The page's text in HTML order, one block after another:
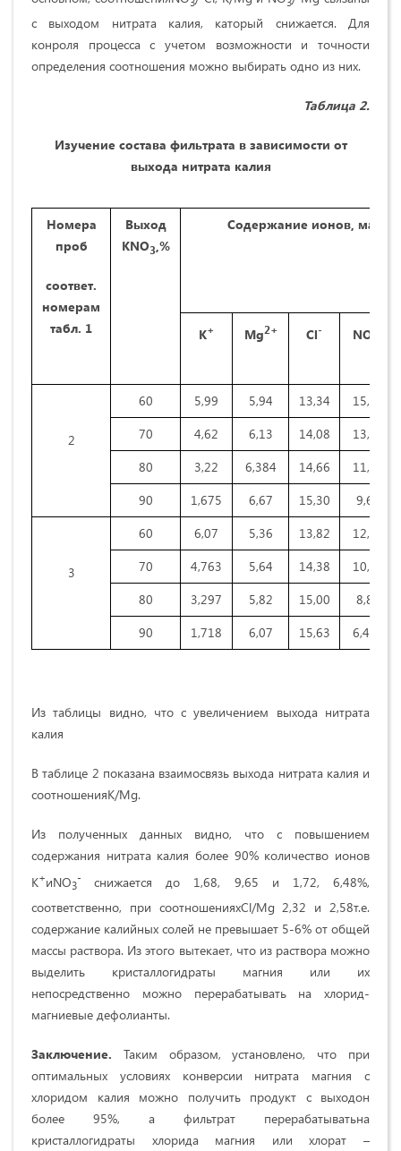
с выходом нитрата калия, каторый снижается. Для
конроля процесса с учетом возможности и точности
определения соотношения можно выбирать одно из них.
Таблица 2.
Изучение состава фильтрата в зависимости от
выхода нитрата калия
Номера
проб
соответ.
номерам
табл. 1
Выход
КNO3,%
Содержание ионов, масс.%
К+ Mg2+ Cl- NO
2
60 5,99 5,94 13,34
15,74
70
4,62 6,13 14,08
13,79
80
3,22 6,384 14,66
11,81
90
1,675 6,67 15,30 9,65
3
60 6,07 5,36 13,82
12,96
70
4,763 5,64 14,38
10,86
80
3,297 5,82 15,00
8,82
90
1,718 6,07 15,63 6,475
Из таблицы видно, что с увеличением выхода нитрата
калия
В таблице 2 показана взаимосвязь выхода нитрата калия и
соотношенияК/Mg.
Из полученных данных видно, что с повышением
содержания нитрата калия более 90% количество ионов
K+иNO3
- снижается до 1,68, 9,65 и 1,72, 6,48%,
соответственно, при соотношенияхCl/Mg 2,32 и 2,58т.е.
содержание калийных солей не превышает 5-6% от общей
массы раствора. Из этого вытекает, что из раствора можно
выделить кристаллогидраты магния или их
непосредственно можно перерабатывать на хлорид-
магниевые дефолианты.
Заключение. Таким образом, установлено, что при
оптимальных условиях конверсии нитрата магния с
хлоридом калия можно получить продукт с выходон
более 95%, а фильтрат перерабатыватьна
кристаллогидраты хлорида магния или хлорат –